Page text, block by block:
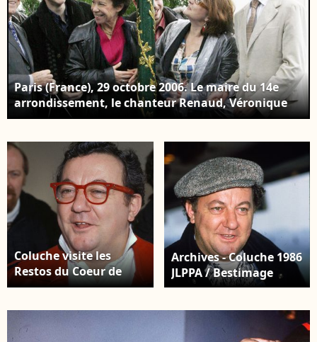
Paris (France), 29 octobre 2006. Le maire du 14e
arrondissement, le chanteur Renaud, Véronique
Colucci, Romain Colucci, Josiane Balasko et le
l’inauguration de la place Coluche, dans le 14e
arrondissement. Crédit : Céline Bonnarde /
Bestimage
Coluche visite les
Restos du Coeur de
Liège. Le 16 octobre
/ANDBZ/ABACAPRESS.COM
Archives - Coluche 1986
JLPPA / Bestimage